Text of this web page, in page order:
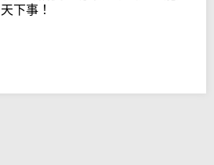
天下事！